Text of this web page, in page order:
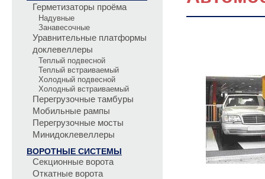
Герметизаторы проёма
Надувные
Занавесочные
Уравнительные платформы
доклевеллеры
Теплый подвесной
Теплый встраиваемый
Холодный подвесной
Холодный встраиваемый
Перегрузочные тамбуры
Мобильные рампы
Перегрузочные мосты
Минидоклевеллеры
ВОРОТНЫЕ СИСТЕМЫ
Секционные ворота
Откатные ворота